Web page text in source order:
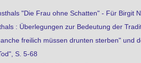
"Die Frau ohne Schatten" - Für Birgit
: Überlegungen zur Bedeutung der
freilich müssen drunten sterben" und
S. 5-68